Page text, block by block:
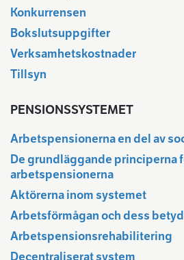
Konkurrensen
Bokslutsuppgifter
Verksamhetskostnader
Tillsyn
PENSIONSSYSTEMET
Arbetspensionerna en del av
De grundläggande principerna
arbetspensionerna
Aktörerna inom systemet
Arbetsförmågan och dess
Arbetspensionsrehabilitering
Decentraliserat system